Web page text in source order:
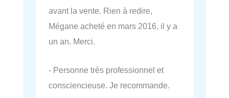
avant la vente. Rien à redire,
Mégane acheté en mars 2016, il y a
un an. Merci.
- Personne très professionnel et
consciencieuse. Je recommande.